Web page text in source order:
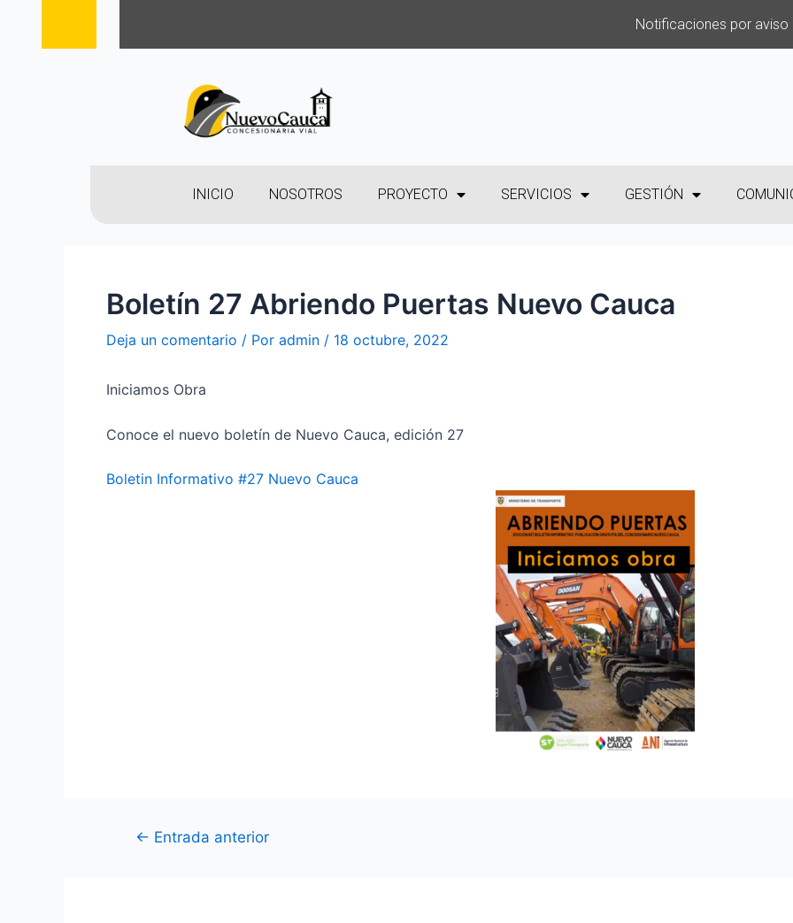
Notificaciones por aviso
INICIO NOSOTROS PROYECTO SERVICIOS GESTIÓN
Boletín 27 Abriendo Puertas Nuevo Cauca
Deja un comentario / Por admin / 18 octubre, 2022
Iniciamos Obra
Conoce el nuevo boletín de Nuevo Cauca, edición 27
Boletin Informativo #27 Nuevo Cauca
← Entrada anterior